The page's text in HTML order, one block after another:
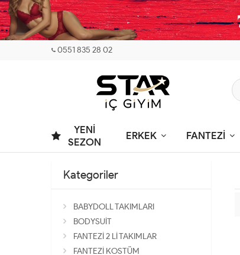
0551 835 28 02
YENİ
SEZON
ERKEK FANTEZİ
Kategoriler
BABYDOLL TAKIMLARI
BODYSUİT
FANTEZİ 2 Lİ TAKIMLAR
FANTEZİ KOSTÜM